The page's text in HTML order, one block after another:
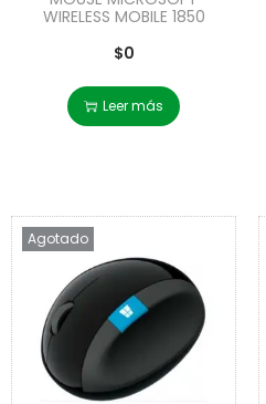
WIRELESS MOBILE 1850
$0
Leer más
Agotado